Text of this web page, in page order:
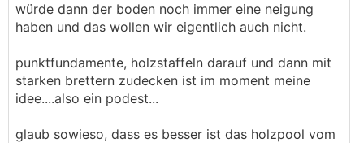
würde dann der boden noch immer eine neigung
haben und das wollen wir eigentlich auch nicht.
punktfundamente, holzstaffeln darauf und dann mit
starken brettern zudecken ist im moment meine
idee....also ein podest...
glaub sowieso, dass es besser ist das holzpool vom